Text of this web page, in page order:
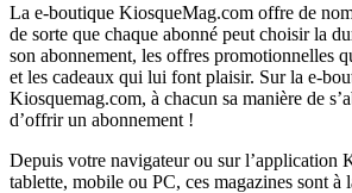
La e-boutique KiosqueMag.com offre de
de sorte que chaque abonné peut choisir la
son abonnement, les offres promotionnelles
et les cadeaux qui lui font plaisir. Sur la e-
Kiosquemag.com, à chacun sa manière de
d’offrir un abonnement !
Depuis votre navigateur ou sur l’application
tablette, mobile ou PC, ces magazines sont à